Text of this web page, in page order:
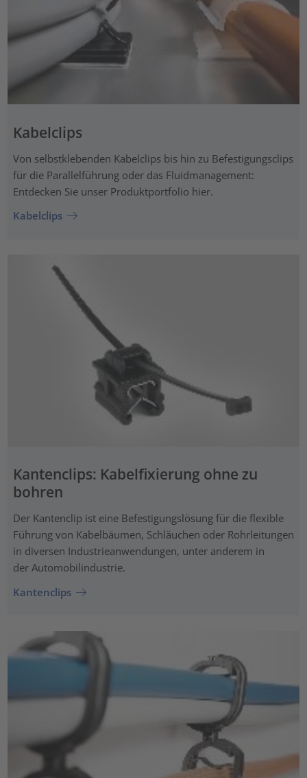
Kabelclips
Von selbstklebenden Kabelclips bis hin zu Befestigungsclips
für die Parallelführung oder das Fluidmanagement:
Entdecken Sie unser Produktportfolio hier.
Kabelclips
Kantenclips: Kabelfixierung ohne zu
bohren
Der Kantenclip ist eine Befestigungslösung für die flexible
Führung von Kabelbäumen, Schläuchen oder Rohrleitungen
in diversen Industrieanwendungen, unter anderem in
der Automobilindustrie.
Kantenclips